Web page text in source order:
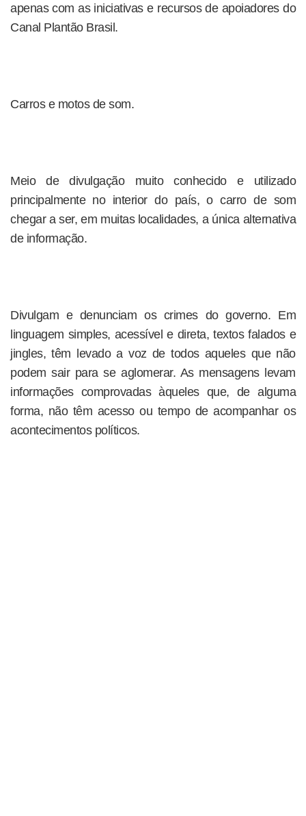
apenas com as iniciativas e recursos de apoiadores do
Canal Plantão Brasil.
Carros e motos de som.
Meio de divulgação muito conhecido e utilizado
principalmente no interior do país, o carro de som
chegar a ser, em muitas localidades, a única alternativa
de informação.
Divulgam e denunciam os crimes do governo. Em
linguagem simples, acessível e direta, textos falados e
jingles, têm levado a voz de todos aqueles que não
podem sair para se aglomerar. As mensagens levam
informações comprovadas àqueles que, de alguma
forma, não têm acesso ou tempo de acompanhar os
acontecimentos políticos.